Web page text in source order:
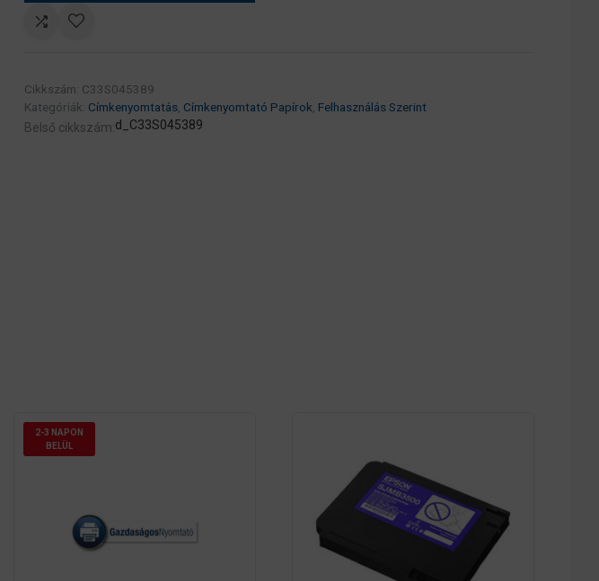
Cikkszám: C33S045389
Kategóriák: Címkenyomtatás Címkenyomtató Papírok Felhasználás Szerint
Belső cikkszám:d_C33S045389
2-3 NAPON
BELÜL